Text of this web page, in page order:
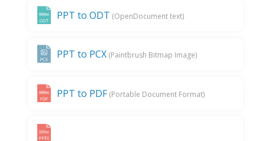
PPT to ODT (OpenDocument text)
PPT to PCX (Paintbrush Bitmap Image)
PPT to PDF (Portable Document Format)